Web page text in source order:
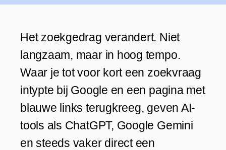
Het zoekgedrag verandert. Niet
langzaam, maar in hoog tempo.
Waar je tot voor kort een zoekvraag
intypte bij Google en een pagina met
blauwe links terugkreeg, geven AI-
tools als ChatGPT, Google Gemini
en steeds vaker direct een